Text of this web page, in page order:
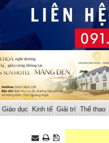
Giáo dục Kinh tế Giải trí Thể thao